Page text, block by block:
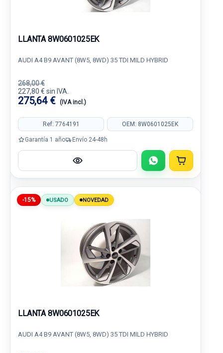
LLANTA 8W0601025EK
AUDI A4 B9 AVANT (8W5, 8WD) 35 TDI MILD HYBRID
268,00 €
227,80 € sin IVA.
275,64 € (IVA incl.)
Ref: 7764191 OEM: 8W0601025EK
Garantía 1 año Envío 24-48h
-15% USADO NOVEDAD
LLANTA 8W0601025EK
AUDI A4 B9 AVANT (8W5, 8WD) 35 TDI MILD HYBRID